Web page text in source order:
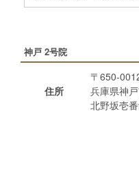
神戸 2号院
住所
〒650-
兵庫県神
北野坂壱